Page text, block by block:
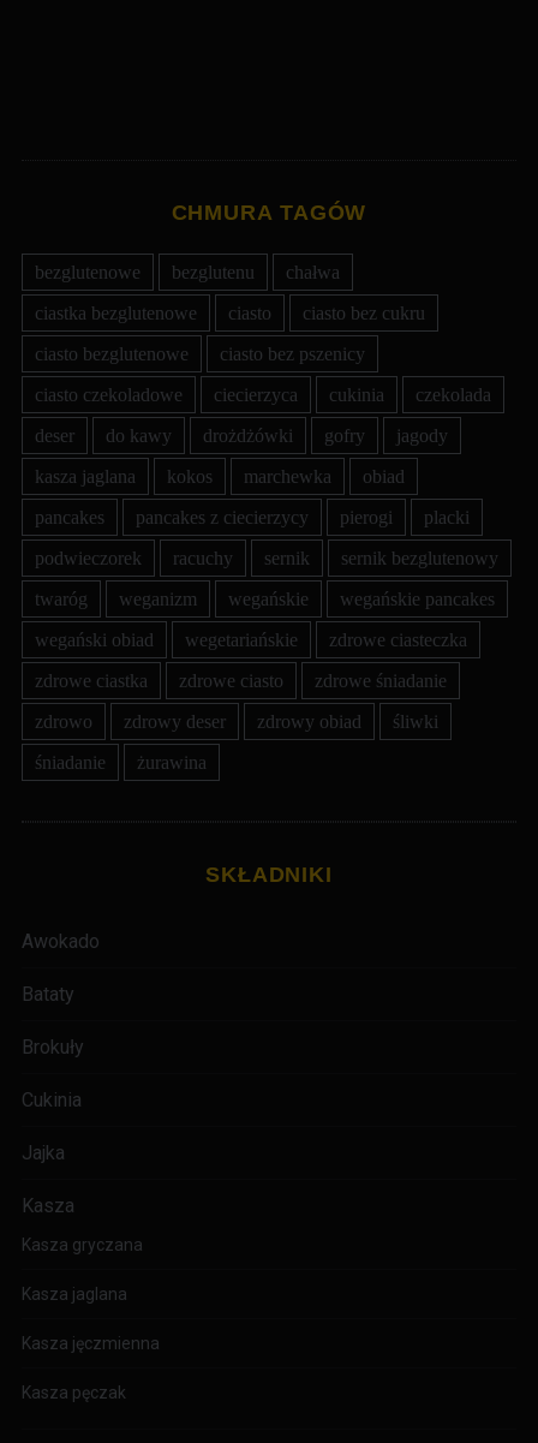
CHMURA TAGÓW
bezglutenowe bezglutenu
chałwa
ciastka bezglutenowe
ciasto
ciasto bez cukru
ciasto bezglutenowe
ciasto bez pszenicy
ciasto czekoladowe
ciecierzyca cukinia
czekolada
deser
do kawy drożdżówki gofry
jagody
kasza jaglana
kokos marchewka
obiad
pancakes
pancakes z ciecierzycy pierogi
placki
podwieczorek
racuchy sernik
sernik bezglutenowy
twaróg
weganizm wegańskie
wegańskie pancakes
wegański obiad
wegetariańskie
zdrowe ciasteczka
zdrowe ciastka
zdrowe ciasto
zdrowe śniadanie
zdrowo
zdrowy deser zdrowy obiad
śliwki
śniadanie
żurawina
SKŁADNIKI
Awokado
Bataty
Brokuły
Cukinia
Jajka
Kasza
Kasza gryczana
Kasza jaglana
Kasza jęczmienna
Kasza pęczak